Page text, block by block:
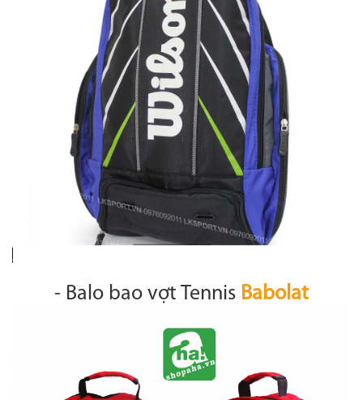
- Balo bao vợt Tennis Babolat